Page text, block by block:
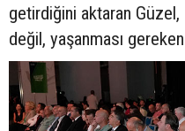
getirdiğini aktaran Güzel,
değil, yaşanması